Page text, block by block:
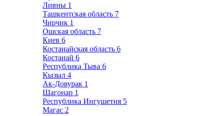
Ливны 1
Ташкентская область 7
Чирчик 1
Ошская область 7
Киев 6
Костанайская область 6
Костанай 6
Республика Тыва 6
Кызыл 4
Ак-Довурак 1
Шагонар 1
Республика Ингушетия 5
Магас 2